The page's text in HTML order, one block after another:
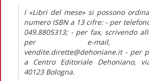
I «Libri del mese» si possono
numero ISBN a 13 cifre: - per
049.8805313; - per fax, scrivendo
per e-mail,
vendite.dirette@dehoniane.it - per
a Centro Editoriale Dehoniano,
40123 Bologna.